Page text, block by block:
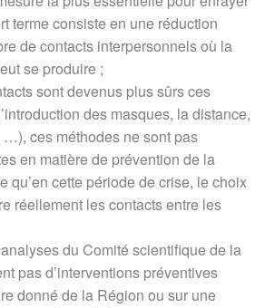
terme consiste en une réduction
de contacts interpersonnels où la
se produire ;
sont devenus plus sûrs ces
des masques, la distance,
…), ces méthodes ne sont pas
en matière de prévention de la
qu’en cette période de crise, le choix
réellement les contacts entre les
du Comité scientifique de la
pas d’interventions préventives
donné de la Région ou sur une